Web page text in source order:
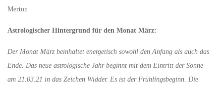
Merton
Astrologischer Hintergrund für den Monat März:
Der Monat März beinhaltet energetisch sowohl den Anfang als auch das
Ende. Das neue astrologische Jahr beginnt mit dem Eintritt der Sonne
am 21.03.21 in das Zeichen Widder. Es ist der Frühlingsbeginn. Die